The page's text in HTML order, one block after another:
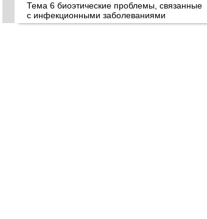
Тема 6 биоэтические проблемы, связанные
с инфекционными заболеваниями